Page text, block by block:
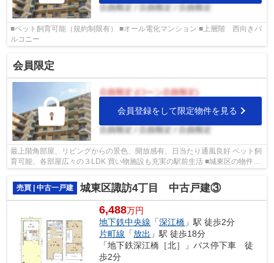
■ペット飼育可能（規約制限有） ■オール電化マンション ■上層階 西向きバ
ルコニー
会員限定
会員登録をして限定物件を見る
最上階角部屋、リビングからの景色、開放感有、日当たり通風良好 ペット飼
育可能、各部屋広々の３LDK 買い物施設も充実の駅前生活 ■城東区の物件情
報は武和グループまで！
売買 | 中古一戸建
城東区諏訪4丁目 中古戸建③
6,488万円
地下鉄中央線 「深江橋 」駅 徒歩2分
片町線 「放出 」駅 徒歩18分
「地下鉄深江橋［北］」バス停下車 徒
歩2分